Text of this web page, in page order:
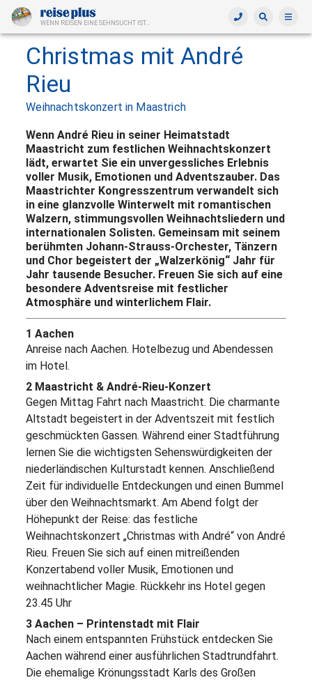
WENN REISEN EINE SEHNSUCHT IST...
Christmas mit André
Rieu
Weihnachtskonzert in Maastrich
Wenn André Rieu in seiner Heimatstadt
Maastricht zum festlichen Weihnachtskonzert
lädt, erwartet Sie ein unvergessliches Erlebnis
voller Musik, Emotionen und Adventszauber. Das
Maastrichter Kongresszentrum verwandelt sich
in eine glanzvolle Winterwelt mit romantischen
Walzern, stimmungsvollen Weihnachtsliedern und
internationalen Solisten. Gemeinsam mit seinem
berühmten Johann-Strauss-Orchester, Tänzern
und Chor begeistert der „Walzerkönig“ Jahr für
Jahr tausende Besucher. Freuen Sie sich auf eine
besondere Adventsreise mit festlicher
Atmosphäre und winterlichem Flair.
1 Aachen
Anreise nach Aachen. Hotelbezug und Abendessen
im Hotel.
2 Maastricht & André-Rieu-Konzert
Gegen Mittag Fahrt nach Maastricht. Die charmante
Altstadt begeistert in der Adventszeit mit festlich
geschmückten Gassen. Während einer Stadtführung
lernen Sie die wichtigsten Sehenswürdigkeiten der
niederländischen Kulturstadt kennen. Anschließend
Zeit für individuelle Entdeckungen und einen Bummel
über den Weihnachtsmarkt. Am Abend folgt der
Höhepunkt der Reise: das festliche
Weihnachtskonzert „Christmas with André“ von André
Rieu. Freuen Sie sich auf einen mitreißenden
Konzertabend voller Musik, Emotionen und
weihnachtlicher Magie. Rückkehr ins Hotel gegen
23.45 Uhr
3 Aachen – Printenstadt mit Flair
Nach einem entspannten Frühstück entdecken Sie
Aachen während einer ausführlichen Stadtrundfahrt.
Die ehemalige Krönungsstadt Karls des Großen